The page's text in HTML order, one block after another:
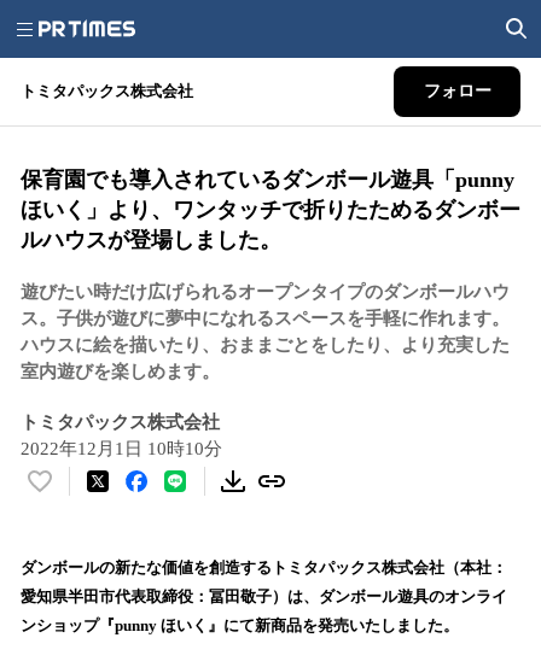
トミタパックス株式会社 フォロー
保育園でも導入されているダンボール遊具「punny
ほいく」より、ワンタッチで折りたためるダンボー
ルハウスが登場しました。
遊びたい時だけ広げられるオープンタイプのダンボールハウ
ス。子供が遊びに夢中になれるスペースを手軽に作れます。
ハウスに絵を描いたり、おままごとをしたり、より充実した
室内遊びを楽しめます。
トミタパックス株式会社
2022年12月1日 10時10分
い
！
数
を
ダンボールの新たな価値を創造するトミタパックス株式会社（本社：
愛知県半田市代表取締役：冨田敬子）は、ダンボール遊具のオンライ
ンショップ『punny ほいく』にて新商品を発売いたしました。